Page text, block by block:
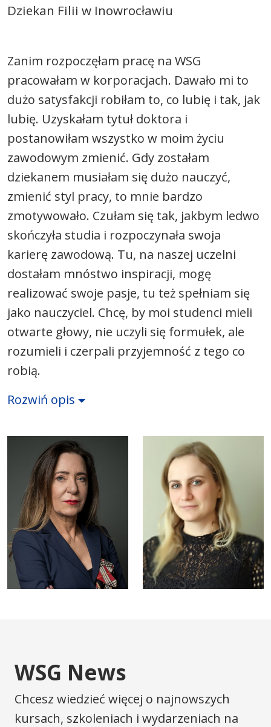
Dziekan Filii w Inowrocławiu
Zanim rozpoczęłam pracę na WSG
pracowałam w korporacjach. Dawało mi to
dużo satysfakcji robiłam to, co lubię i tak, jak
lubię. Uzyskałam tytuł doktora i
postanowiłam wszystko w moim życiu
zawodowym zmienić. Gdy zostałam
dziekanem musiałam się dużo nauczyć,
zmienić styl pracy, to mnie bardzo
zmotywowało. Czułam się tak, jakbym ledwo
skończyła studia i rozpoczynała swoja
karierę zawodową. Tu, na naszej uczelni
dostałam mnóstwo inspiracji, mogę
realizować swoje pasje, tu też spełniam się
jako nauczyciel. Chcę, by moi studenci mieli
otwarte głowy, nie uczyli się formułek, ale
rozumieli i czerpali przyjemność z tego co
robią.
Rozwiń opis
WSG News
Chcesz wiedzieć więcej o najnowszych
kursach, szkoleniach i wydarzeniach na